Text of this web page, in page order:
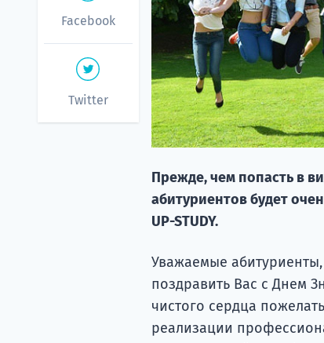
Facebook
Twitter
Прежде, чем попасть в
абитуриентов будет
UP-STUDY.
Уважаемые
поздравить Вас с Днем
чистого сердца
реализации